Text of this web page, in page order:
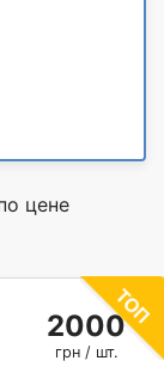
цене
2000
грн / шт.